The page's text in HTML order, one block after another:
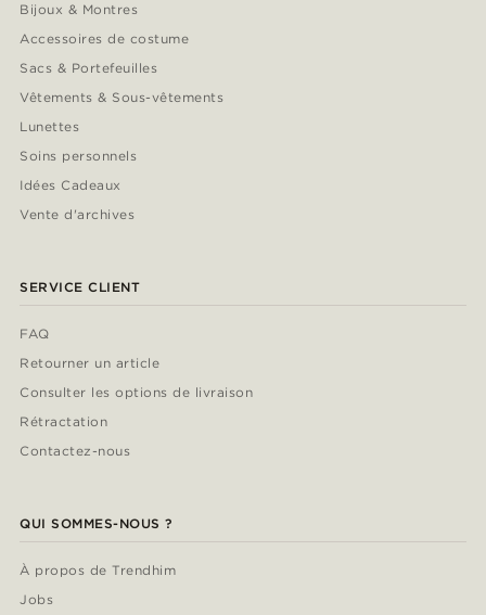
Bijoux & Montres
Accessoires de costume
Sacs & Portefeuilles
Vêtements & Sous-vêtements
Lunettes
Soins personnels
Idées Cadeaux
Vente d'archives
SERVICE CLIENT
FAQ
Retourner un article
Consulter les options de livraison
Rétractation
Contactez-nous
QUI SOMMES-NOUS ?
À propos de Trendhim
Jobs